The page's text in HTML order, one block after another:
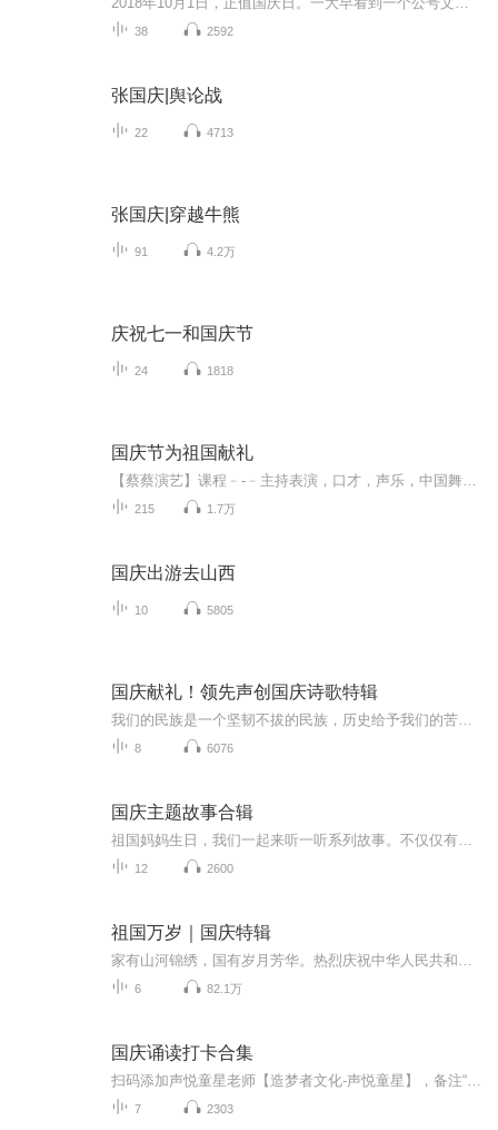
38 2592
张国庆|舆论战
22 4713
张国庆|穿越牛熊
91 4.2万
庆祝七一和国庆节
24 1818
国庆节为祖国献礼
215 1.7万
国庆出游去山西
10 5805
国庆献礼！领先声创国庆诗歌特辑
8 6076
国庆主题故事合辑
12 2600
祖国万岁｜国庆特辑
6 82.1万
国庆诵读打卡合集
7 2303